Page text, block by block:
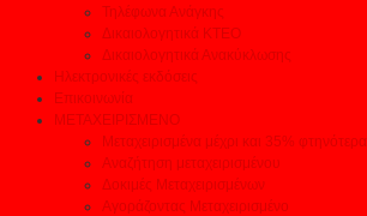
Τηλέφωνα Ανάγκης
Δικαιολογητικά ΚΤΕΟ
Δικαιολογητικά Ανακύκλωσης
Ηλεκτρονικές εκδόσεις
Επικοινωνία
ΜΕΤΑΧΕΙΡΙΣΜΕΝΟ
Μεταχειρισμένα μέχρι και 35% φτηνότερα
Αναζήτηση μεταχειρισμένου
Δοκιμές Μεταχειρισμένων
Αγοράζοντας Μεταχειρισμένο